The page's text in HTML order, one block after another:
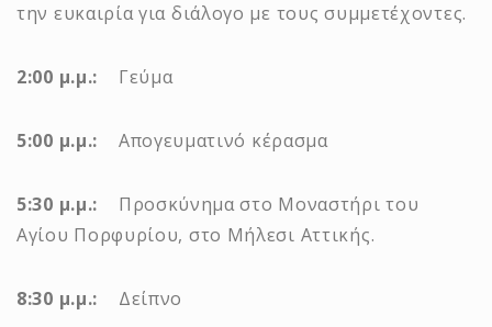
την ευκαιρία για διάλογο με τους συμμετέχοντες.
2:00 μ.μ.: Γεύμα
5:00 μ.μ.: Απογευματινό κέρασμα
5:30 μ.μ.: Προσκύνημα στο Μοναστήρι του
Αγίου Πορφυρίου, στο Μήλεσι Αττικής.
8:30 μ.μ.: Δείπνο